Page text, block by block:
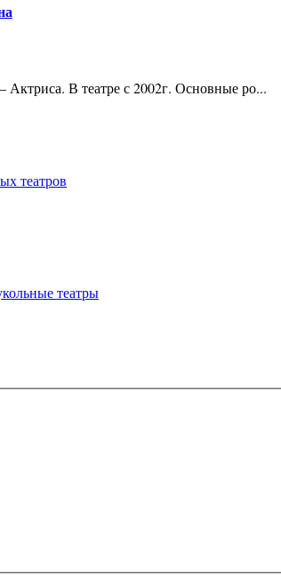
Актриса. В театре с 2002г. Основные ро...
театров
театры